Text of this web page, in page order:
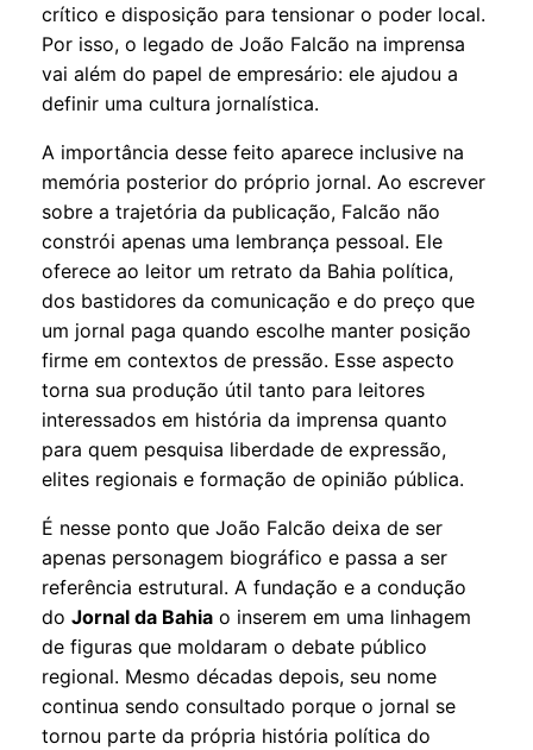
crítico e disposição para tensionar o poder local.
Por isso, o legado de João Falcão na imprensa
vai além do papel de empresário: ele ajudou a
definir uma cultura jornalística.
A importância desse feito aparece inclusive na
memória posterior do próprio jornal. Ao escrever
sobre a trajetória da publicação, Falcão não
constrói apenas uma lembrança pessoal. Ele
oferece ao leitor um retrato da Bahia política,
dos bastidores da comunicação e do preço que
um jornal paga quando escolhe manter posição
firme em contextos de pressão. Esse aspecto
torna sua produção útil tanto para leitores
interessados em história da imprensa quanto
para quem pesquisa liberdade de expressão,
elites regionais e formação de opinião pública.
É nesse ponto que João Falcão deixa de ser
apenas personagem biográfico e passa a ser
referência estrutural. A fundação e a condução
doJornal da Bahia o inserem em uma linhagem
de figuras que moldaram o debate público
regional. Mesmo décadas depois, seu nome
continua sendo consultado porque o jornal se
tornou parte da própria história política do